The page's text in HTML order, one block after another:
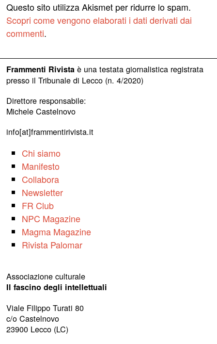
Questo sito utilizza Akismet per ridurre lo spam.
Scopri come vengono elaborati i dati derivati dai
commenti.
Frammenti Rivistaè una testata giornalistica registrata
presso il Tribunale di Lecco (n. 4/2020)
Direttore responsabile:
Michele Castelnovo
info[at]frammentirivista.it
Chi siamo
Manifesto
Collabora
Newsletter
FR Club
NPC Magazine
Magma Magazine
Rivista Palomar
Associazione culturale
Il fascino degli intellettuali
Viale Filippo Turati 80
c/o Castelnovo
23900 Lecco (LC)